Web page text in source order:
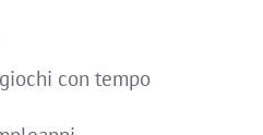
con tempo